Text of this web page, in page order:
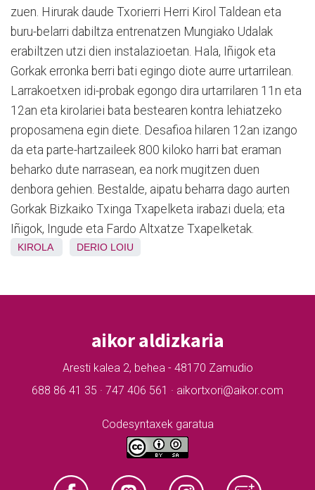
zuen. Hirurak daude Txorierri Herri Kirol Taldean eta
buru-belarri dabiltza entrenatzen Mungiako Udalak
erabiltzen utzi dien instalazioetan. Hala, Iñigok eta
Gorkak erronka berri bati egingo diote aurre urtarrilean.
Larrakoetxen idi-probak egongo dira urtarrilaren 11n eta
12an eta kirolariei bata bestearen kontra lehiatzeko
proposamena egin diete. Desafioa hilaren 12an izango
da eta parte-hartzaileek 800 kiloko harri bat eraman
beharko dute narrasean, ea nork mugitzen duen
denbora gehien. Bestalde, aipatu beharra dago aurten
Gorkak Bizkaiko Txinga Txapelketa irabazi duela; eta
Iñigok, Ingude eta Fardo Altxatze Txapelketak.
KIROLA DERIO LOIU
aikor aldizkaria
Aresti kalea 2, behea - 48170 Zamudio
688 86 41 35 · 747 406 561 · aikortxori@aikor.com
Codesyntaxek garatua